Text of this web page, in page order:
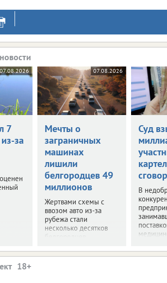
07.08.2026
7
за
07.08.2026
Мечты о
заграничных
машинах
лишили
белгородцев 49
миллионов
Жертвами схемы с
ввозом авто из-за
рубежа стали
несколько десятков
белгородцев.
Суд
В